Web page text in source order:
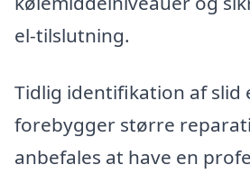
el-tilslutning.
Tidlig identifikation af slid
forebygger større
anbefales at have en